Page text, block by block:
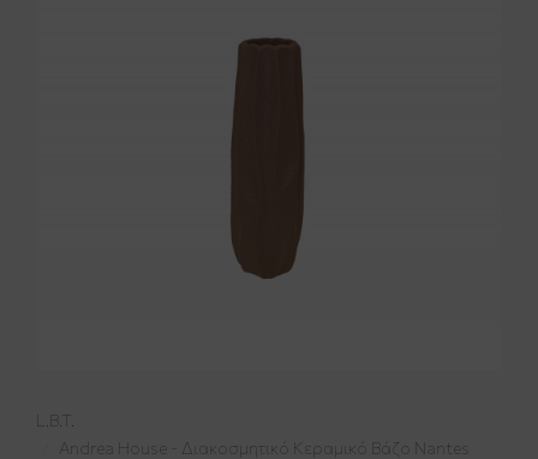
L.B.T.
Andrea House - Διακοσμητικό Κεραμικό Βάζο Nantes